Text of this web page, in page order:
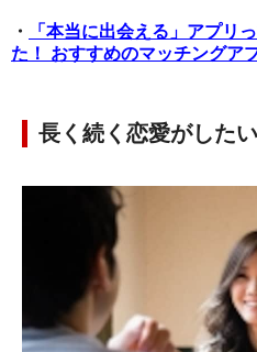
・
「本当に出会える」アプリ
た！ おすすめのマッチングア
長く続く恋愛がしたい